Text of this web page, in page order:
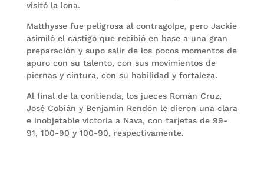
visitó la lona.
Matthysse fue peligrosa al contragolpe, pero Jackie
asimiló el castigo que recibió en base a una gran
preparación y supo salir de los pocos momentos de
apuro con su talento, con sus movimientos de
piernas y cintura, con su habilidad y fortaleza.
Al final de la contienda, los jueces Román Cruz,
José Cobián y Benjamín Rendón le dieron una clara
e inobjetable victoria a Nava, con tarjetas de 99-
91, 100-90 y 100-90, respectivamente.